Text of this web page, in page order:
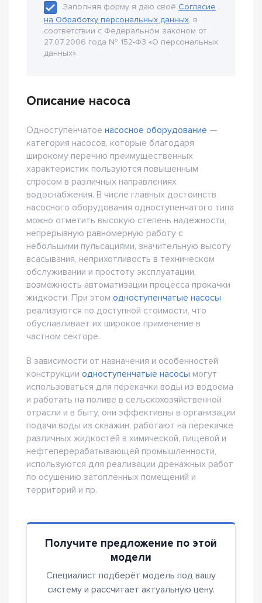
Заполняя форму я даю своё Согласие
на Обработку персональных данных, в
соответствии с Федеральном законом от
27.07.2006 года № 152-Ф3 «О персональных
данных».
Описание насоса
Одноступенчатое насосное оборудование —
категория насосов, которые благодаря
широкому перечню преимущественных
характеристик пользуются повышенным
спросом в различных направлениях
водоснабжения. В числе главных достоинств
насосного оборудования одноступенчатого типа
можно отметить высокую степень надежности,
непрерывную равномерную работу с
небольшими пульсациями, значительную высоту
всасывания, неприхотливость в техническом
обслуживании и простоту эксплуатации,
возможность автоматизации процесса прокачки
жидкости. При этом одноступенчатые насосы
реализуются по доступной стоимости, что
обуславливает их широкое применение в
частном секторе.
В зависимости от назначения и особенностей
конструкции одноступенчатые насосы могут
использоваться для перекачки воды из водоема
и работать на поливе в сельскохозяйственной
отрасли и в быту, они эффективны в организации
подачи воды из скважин, работают на перекачке
различных жидкостей в химической, пищевой и
нефтеперерабатывающей промышленности,
используются для реализации дренажных работ
по осушению затопленных помещений и
территорий и пр.
Получите предложение по этой
модели
Специалист подберёт модель под вашу
систему и рассчитает актуальную цену.